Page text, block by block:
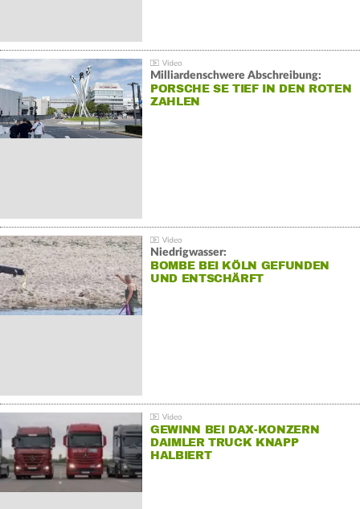
Milliardenschwere Abschreibung:
PORSCHE SE TIEF IN DEN ROTEN
ZAHLEN
Niedrigwasser:
BOMBE BEI KÖLN GEFUNDEN
UND ENTSCHÄRFT
GEWINN BEI DAX-KONZERN
DAIMLER TRUCK KNAPP
HALBIERT